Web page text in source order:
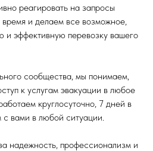
реагировать на запросы
и делаем все возможное,
и эффективную перевозку вашего
сообщества, мы понимаем,
к услугам эвакуации в любое
круглосуточно, 7 дней в
вами в любой ситуации.
надежность, профессионализм и